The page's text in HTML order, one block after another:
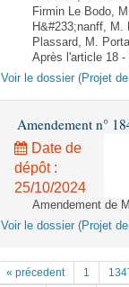
Firmin Le Bodo,
H&#233;nanff, M.
Plassard, M.
Après l'article 18 -
Voir le dossier (Projet
Amendement n°
Date de
dépôt :
25/10/2024
Amendement de
Voir le dossier (Projet
« précedent 1